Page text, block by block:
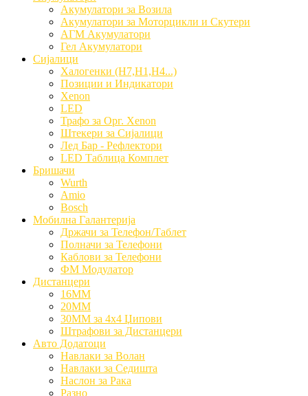
Акумулатори за Возила
Акумулатори за Моторцикли и Скутери
АГМ Акумулатори
Гел Акумулатори
Сијалици
Халогенки (H7,H1,H4...)
Позиции и Индикатори
Xenon
LED
Трафо за Орг. Xenon
Штекери за Сијалици
Лед Бар - Рефлектори
LED Таблица Комплет
Бришачи
Wurth
Amio
Bosch
Мобилна Галантерија
Држачи за Телефон/Таблет
Полначи за Телефони
Каблови за Телефони
ФМ Модулатор
Дистанцери
16MM
20MM
30MM за 4x4 Џипови
Штрафови за Дистанцери
Авто Додатоци
Навлаки за Волан
Навлаки за Седишта
Наслон за Рака
Разно